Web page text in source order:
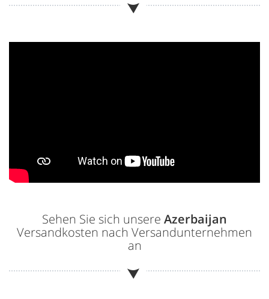
Sehen Sie sich unsere Azerbaijan
Versandkosten nach Versandunternehmen
an